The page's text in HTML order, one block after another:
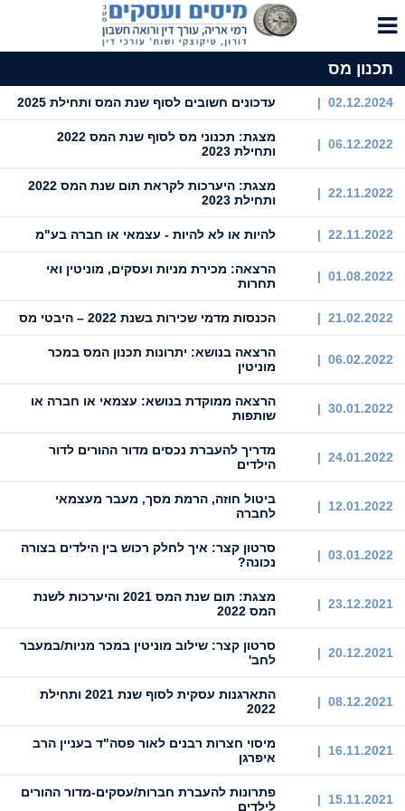
תכנון מס
02.12.2024 | עדכונים חשובים לסוף שנת המס ותחילת 2025
06.12.2022 |
מצגת: תכנוני מס לסוף שנת המס 2022
ותחילת 2023
22.11.2022 |
מצגת: היערכות לקראת תום שנת המס 2022
ותחילת 2023
22.11.2022 | להיות או לא להיות - עצמאי או חברה בע"מ
01.08.2022 |
הרצאה: מכירת מניות ועסקים, מוניטין ואי
תחרות
21.02.2022 | הכנסות מדמי שכירות בשנת 2022 – היבטי מס
06.02.2022 |
הרצאה בנושא: יתרונות תכנון המס במכר
מוניטין
30.01.2022 |
הרצאה ממוקדת בנושא: עצמאי או חברה או
שותפות
24.01.2022 |
מדריך להעברת נכסים מדור ההורים לדור
הילדים
12.01.2022 |
ביטול חוזה, הרמת מסך, מעבר מעצמאי
לחברה
03.01.2022 |
סרטון קצר: איך לחלק רכוש בין הילדים בצורה
נכונה?
23.12.2021 |
מצגת: תום שנת המס 2021 והיערכות לשנת
המס 2022
20.12.2021 |
סרטון קצר: ‏‏שילוב מוניטין במכר מניות/במעבר
לחב'
08.12.2021 |
התארגנות עסקית לסוף שנת 2021 ותחילת
2022
16.11.2021 |
מיסוי חצרות רבנים לאור פסה"ד בעניין הרב
איפרגן
15.11.2021 |
פתרונות להעברת חברות/עסקים-מדור ההורים
לילדים